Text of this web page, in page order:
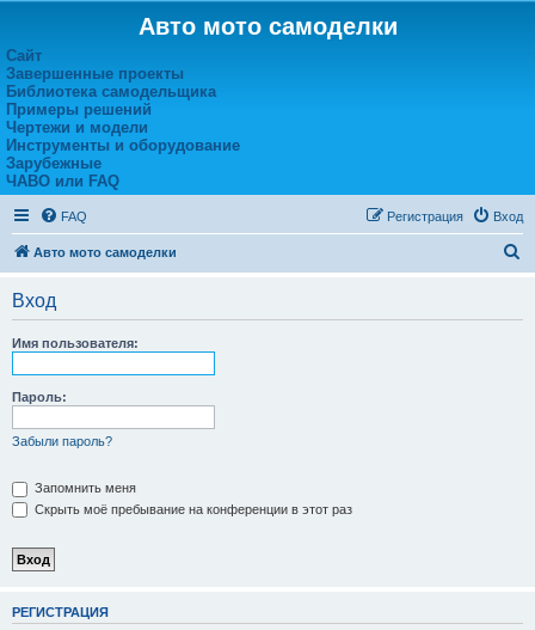
Авто мото самоделки
Сайт
Завершенные проекты
Библиотека самодельщика
Примеры решений
Чертежи и модели
Инструменты и оборудование
Зарубежные
ЧАВО или FAQ
FAQ Вход
Регистрация
Авто мото самоделки
Вход
Имя пользователя:
Пароль:
Забыли пароль?
Запомнить меня
Скрыть моё пребывание на конференции в этот раз
РЕГИСТРАЦИЯ